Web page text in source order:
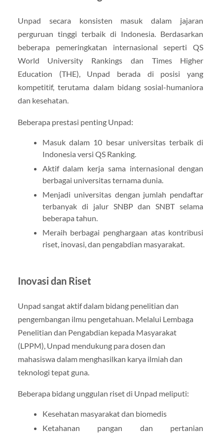
Unpad secara konsisten masuk dalam jajaran
perguruan tinggi terbaik di Indonesia. Berdasarkan
beberapa pemeringkatan internasional seperti QS
World University Rankings dan Times Higher
Education (THE), Unpad berada di posisi yang
kompetitif, terutama dalam bidang sosial-humaniora
dan kesehatan.
Beberapa prestasi penting Unpad:
Masuk dalam 10 besar universitas terbaik di
Indonesia versi QS Ranking.
Aktif dalam kerja sama internasional dengan
berbagai universitas ternama dunia.
Menjadi universitas dengan jumlah pendaftar
terbanyak di jalur SNBP dan SNBT selama
beberapa tahun.
Meraih berbagai penghargaan atas kontribusi
riset, inovasi, dan pengabdian masyarakat.
Inovasi dan Riset
Unpad sangat aktif dalam bidang penelitian dan
pengembangan ilmu pengetahuan. Melalui Lembaga
Penelitian dan Pengabdian kepada Masyarakat
(LPPM), Unpad mendukung para dosen dan
mahasiswa dalam menghasilkan karya ilmiah dan
teknologi tepat guna.
Beberapa bidang unggulan riset di Unpad meliputi:
Kesehatan masyarakat dan biomedis
Ketahanan pangan dan pertanian